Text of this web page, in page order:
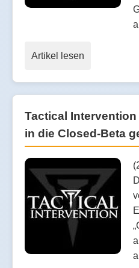
Artikel lesen
Tactical
in die Closed-Beta